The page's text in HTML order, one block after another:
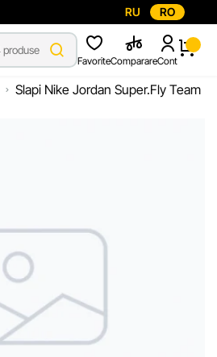
RU RO
FavoriteComparareCont
Slapi Nike Jordan Super.Fly Team